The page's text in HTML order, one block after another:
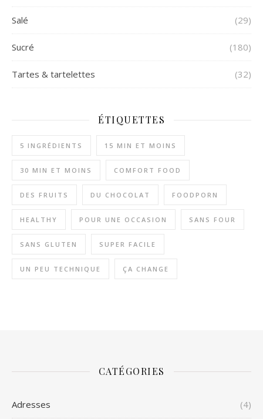
Salé (29)
Sucré (180)
Tartes & tartelettes (32)
ÉTIQUETTES
5 INGRÉDIENTS 15 MIN ET MOINS
30 MIN ET MOINS COMFORT FOOD
DES FRUITS DU CHOCOLAT FOODPORN
HEALTHY POUR UNE OCCASION SANS FOUR
SANS GLUTEN SUPER FACILE
UN PEU TECHNIQUE ÇA CHANGE
CATÉGORIES
Adresses (4)